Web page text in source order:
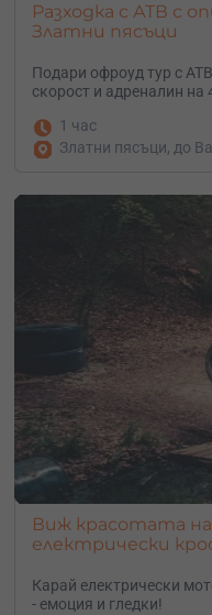
Разходка с АТВ с
Златни пясъци
Подари офроуд тур с
скорост и адреналин на
1 час
Златни пясъци, до
Виж красотата
електрически
Карай електрически
- емоция и гледки!